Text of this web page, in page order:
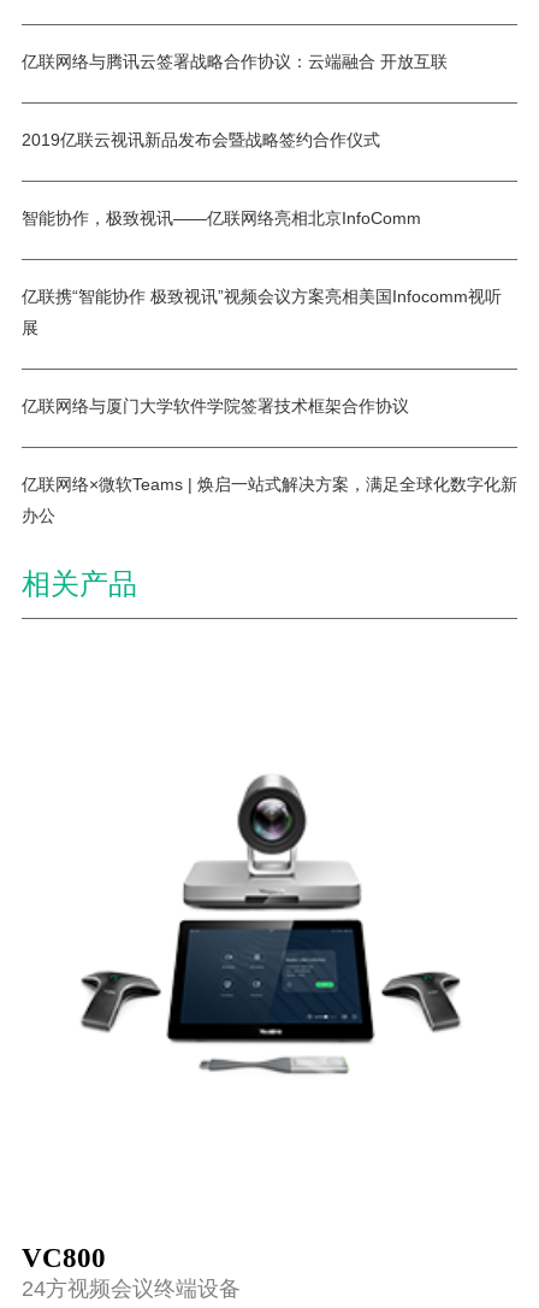
亿联网络与腾讯云签署战略合作协议：云端融合 开放互联
2019亿联云视讯新品发布会暨战略签约合作仪式
智能协作，极致视讯——亿联网络亮相北京InfoComm
亿联携“智能协作 极致视讯”视频会议方案亮相美国Infocomm视听
展
亿联网络与厦门大学软件学院签署技术框架合作协议
亿联网络×微软Teams | 焕启一站式解决方案，满足全球化数字化新
办公
相关产品
VC800
24方视频会议终端设备